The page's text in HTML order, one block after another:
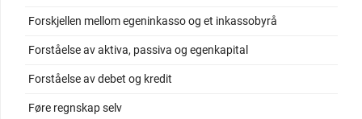
Forskjellen mellom egeninkasso og et inkassobyrå
Forståelse av aktiva, passiva og egenkapital
Forståelse av debet og kredit
Føre regnskap selv